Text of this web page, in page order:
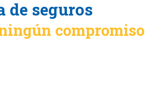
de seguros
compromiso